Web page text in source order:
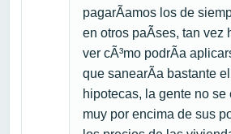
pagarÃ­amos los de
en otros paÃ­ses, tan vez
ver cÃ³mo podrÃ­a
que sanearÃ­a bastante
hipotecas, la gente no se
muy por encima de sus